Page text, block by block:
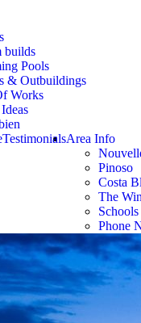
builds
Pools
& Outbuildings
Works
Area Info
Pinoso
Costa
The
Phone
Testimonials